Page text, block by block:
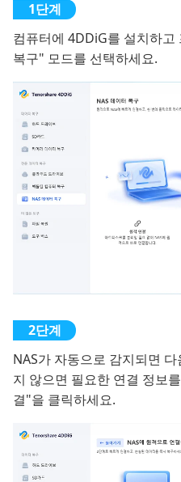
컴퓨터에 4DDiG를 설치하고
복구" 모드를 선택하세요.
NAS가 자동으로 감지되면
지 않으면 필요한 연결 정보
결"을 클릭하세요.